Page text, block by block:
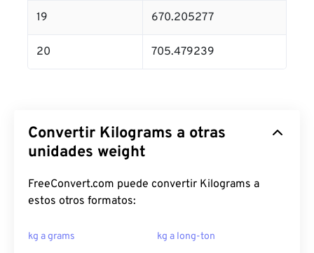
19 670.205277
20 705.479239
Convertir Kilograms a otras
unidades weight
FreeConvert.com puede convertir Kilograms a
estos otros formatos:
kg a grams kg a long-ton